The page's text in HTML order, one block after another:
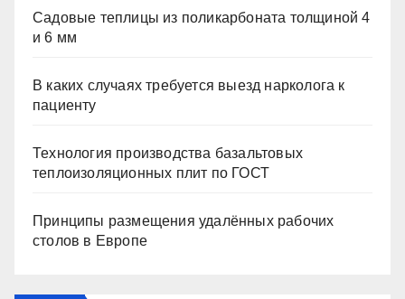
Садовые теплицы из поликарбоната толщиной 4
и 6 мм
В каких случаях требуется выезд нарколога к
пациенту
Технология производства базальтовых
теплоизоляционных плит по ГОСТ
Принципы размещения удалённых рабочих
столов в Европе